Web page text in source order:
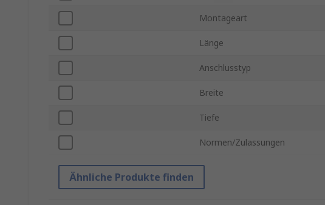
Montageart
Länge
Anschlusstyp
Breite
Tiefe
Normen/Zulassungen
Ähnliche Produkte finden